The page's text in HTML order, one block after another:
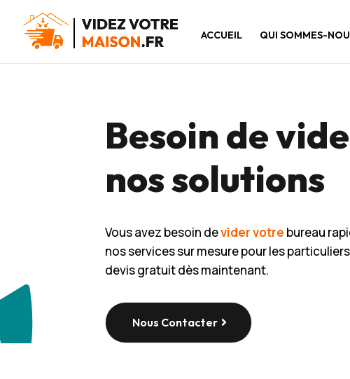
ACCUEIL QUI SOMMES-
Besoin de
nos solutions
Vous avez besoin devider votre bureau
nos services sur mesure pour les
devis gratuit dès maintenant.
Nous Contacter